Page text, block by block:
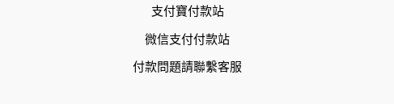
支付寶付款站
微信支付付款站
付款問題請聯繫客服